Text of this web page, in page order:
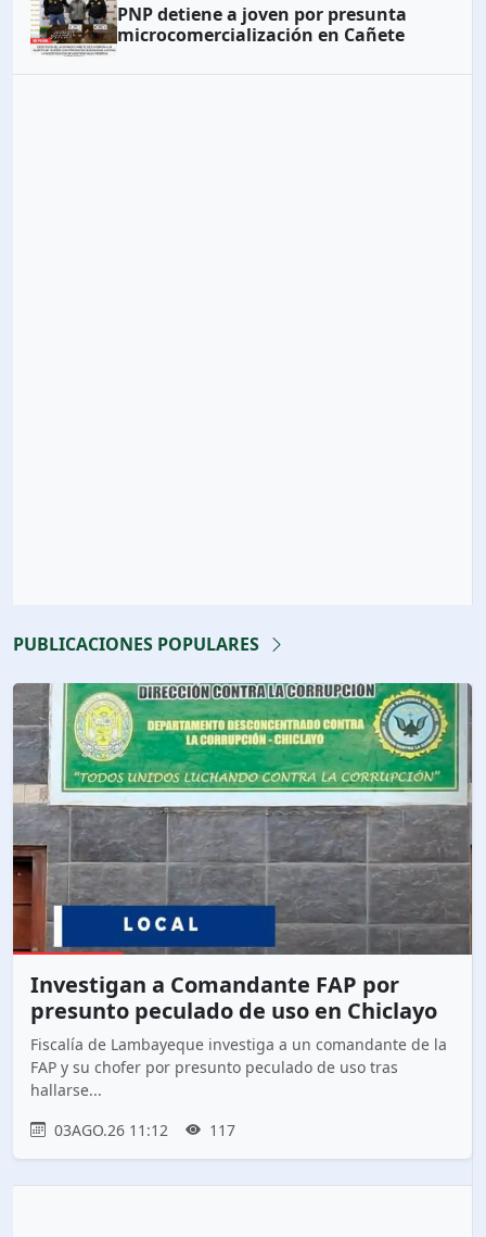
PNP detiene a joven por presunta
microcomercialización en Cañete
PUBLICACIONES POPULARES
Investigan a Comandante FAP por
presunto peculado de uso en Chiclayo
Fiscalía de Lambayeque investiga a un comandante de la
FAP y su chofer por presunto peculado de uso tras
hallarse...
03AGO.26 11:12
117